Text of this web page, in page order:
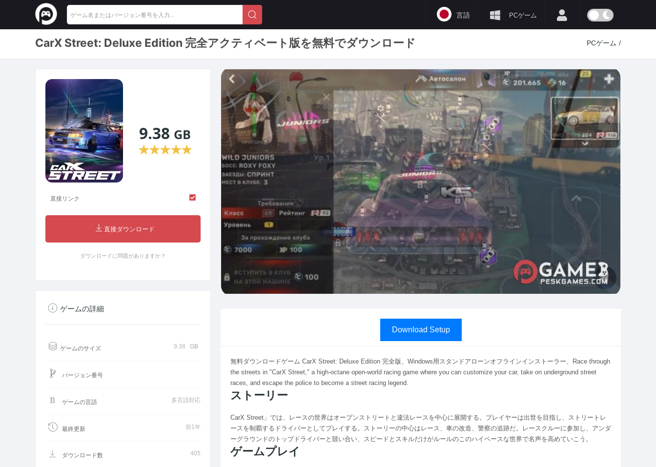
PCゲーム
言語
CarX Street: Deluxe Edition 完全アクティベート版を無料でダウンロード PCゲーム /
Download Setup
無料ダウンロードゲーム CarX Street: Deluxe Edition 完全版、Windows用スタンドアローンオフラインインストーラー、Race through
the streets in "CarX Street," a high-octane open-world racing game where you can customize your car, take on underground street
races, and escape the police to become a street racing legend.
ストーリー
CarX Street」では、レースの世界はオープンストリートと違法レースを中心に展開する。プレイヤーは出世を目指し、ストリートレ
ースを制覇するドライバーとしてプレイする。ストーリーの中心はレース、車の改造、警察の追跡だ。レースクルーに参加し、アンダ
ーグラウンドのトップドライバーと競い合い、スピードとスキルだけがルールのこのハイペースな世界で名声を高めていこう。
ゲームプレイ
9.38 GB
★★★★★
直接リンク
直接ダウンロード
ダウンロードに問題がありますか？
ゲームの詳細
ゲームのサイズ 9.38 GB
バージョン番号
ゲームの言語 多言語対応
最終更新 前1年
ダウンロード数 405